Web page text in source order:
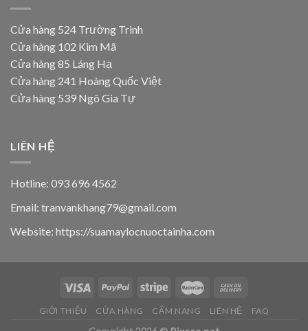
Cửa hàng 524 Trường Trinh
Cửa hàng 102 Kim Mã
Cửa hàng 85 Láng Hạ
Cửa hàng 241 Hoàng Quốc Việt
Cửa hàng 539 Ngô Gia Tự
LIÊN HỆ
Hotline: 093 696 4562
Email: tranvankhang79@gmail.com
Website: https://suamaylocnuoctainha.com
GIỚI THIỆU CỬA HÀNG CẨM NANG LIÊN HỆ FAQ